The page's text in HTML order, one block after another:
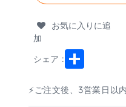
お気に入りに追
加
シェア :
⚡ご注文後、3営業日以